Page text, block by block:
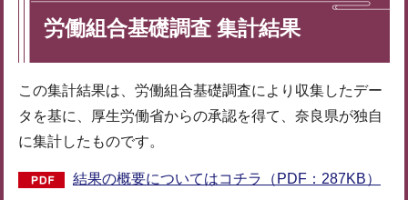
労働組合基礎調査 集計結果
この集計結果は、労働組合基礎調査により収集したデー
タを基に、厚生労働省からの承認を得て、奈良県が独自
に集計したものです。
結果の概要についてはコチラ（PDF：287KB）